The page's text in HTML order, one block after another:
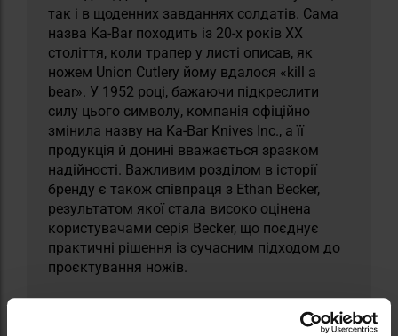
так і в щоденних завданнях солдатів. Сама
назва Ka-Bar походить із 20-х років XX
століття, коли трапер у листі описав, як
ножем Union Cutlery йому вдалося «kill a
bear». У 1952 році, бажаючи підкреслити
силу цього символу, компанія офіційно
змінила назву на Ka-Bar Knives Inc., а її
продукція й донині вважається зразком
надійності. Важливим розділом в історії
бренду є також співпраця з Ethan Becker,
результатом якої стала високо оцінена
користувачами серія Becker, що поєднує
практичні рішення із сучасним підходом до
проєктування ножів.